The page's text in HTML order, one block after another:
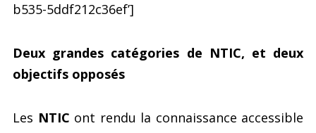
b535-5ddf212c36ef’]
Deux grandes catégories de NTIC, et deux
objectifs opposés
Les NTIC ont rendu la connaissance accessible